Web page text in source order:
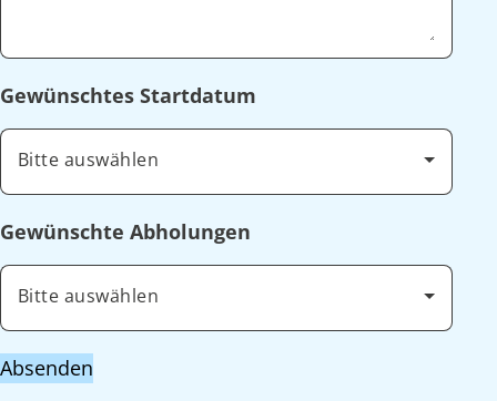
Gewünschtes Startdatum
Bitte auswählen
Gewünschte Abholungen
Bitte auswählen
Absenden